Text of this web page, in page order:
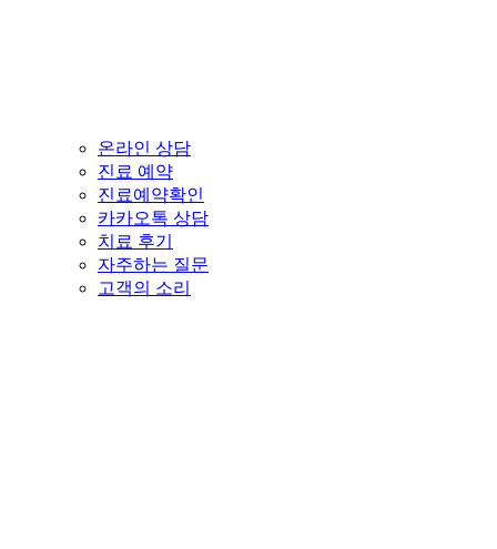
온라인 상담
진료 예약
진료예약확인
카카오톡 상담
치료 후기
자주하는 질문
고객의 소리